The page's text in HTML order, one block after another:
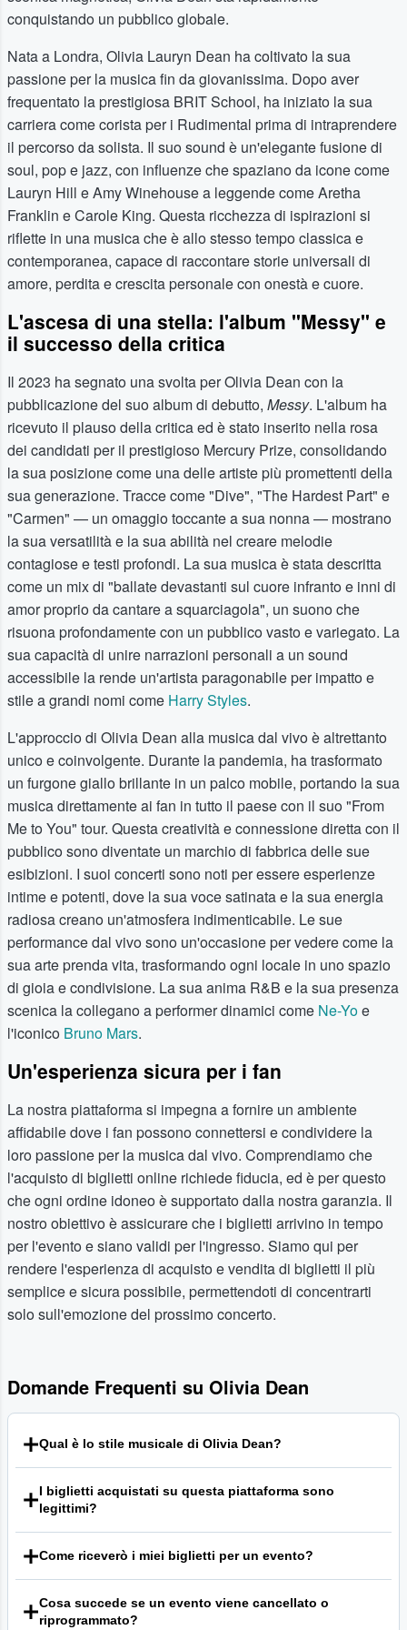
conquistando un pubblico globale.
Nata a Londra, Olivia Lauryn Dean ha coltivato la sua
passione per la musica fin da giovanissima. Dopo aver
frequentato la prestigiosa BRIT School, ha iniziato la sua
carriera come corista per i Rudimental prima di intraprendere
il percorso da solista. Il suo sound è un'elegante fusione di
soul, pop e jazz, con influenze che spaziano da icone come
Lauryn Hill e Amy Winehouse a leggende come Aretha
Franklin e Carole King. Questa ricchezza di ispirazioni si
riflette in una musica che è allo stesso tempo classica e
contemporanea, capace di raccontare storie universali di
amore, perdita e crescita personale con onestà e cuore.
L'ascesa di una stella: l'album "Messy" e
il successo della critica
Il 2023 ha segnato una svolta per Olivia Dean con la
pubblicazione del suo album di debutto, Messy. L'album ha
ricevuto il plauso della critica ed è stato inserito nella rosa
dei candidati per il prestigioso Mercury Prize, consolidando
la sua posizione come una delle artiste più promettenti della
sua generazione. Tracce come "Dive", "The Hardest Part" e
"Carmen" — un omaggio toccante a sua nonna — mostrano
la sua versatilità e la sua abilità nel creare melodie
contagiose e testi profondi. La sua musica è stata descritta
come un mix di "ballate devastanti sul cuore infranto e inni di
amor proprio da cantare a squarciagola", un suono che
risuona profondamente con un pubblico vasto e variegato. La
sua capacità di unire narrazioni personali a un sound
accessibile la rende un'artista paragonabile per impatto e
stile a grandi nomi come Harry Styles.
L'approccio di Olivia Dean alla musica dal vivo è altrettanto
unico e coinvolgente. Durante la pandemia, ha trasformato
un furgone giallo brillante in un palco mobile, portando la sua
musica direttamente ai fan in tutto il paese con il suo "From
Me to You" tour. Questa creatività e connessione diretta con il
pubblico sono diventate un marchio di fabbrica delle sue
esibizioni. I suoi concerti sono noti per essere esperienze
intime e potenti, dove la sua voce satinata e la sua energia
radiosa creano un'atmosfera indimenticabile. Le sue
performance dal vivo sono un'occasione per vedere come la
sua arte prenda vita, trasformando ogni locale in uno spazio
di gioia e condivisione. La sua anima R&B e la sua presenza
scenica la collegano a performer dinamici come Ne-Yoe
l'iconico Bruno Mars.
Un'esperienza sicura per i fan
La nostra piattaforma si impegna a fornire un ambiente
affidabile dove i fan possono connettersi e condividere la
loro passione per la musica dal vivo. Comprendiamo che
l'acquisto di biglietti online richiede fiducia, ed è per questo
che ogni ordine idoneo è supportato dalla nostra garanzia. Il
nostro obiettivo è assicurare che i biglietti arrivino in tempo
per l'evento e siano validi per l'ingresso. Siamo qui per
rendere l'esperienza di acquisto e vendita di biglietti il più
semplice e sicura possibile, permettendoti di concentrarti
solo sull'emozione del prossimo concerto.
Domande Frequenti su Olivia Dean
Qual è lo stile musicale di Olivia Dean?
pop e R&B con sfumature jazz. Le sue canzoni sono
caratterizzate da melodie orecchiabili, testi introspettivi e
una voce calda e avvolgente. Tra le sue influenze cita
icone come Amy Winehouse, Lauryn Hill, Carole King e
I biglietti acquistati su questa piattaforma sono
legittimi?
fan. Ogni ordine idoneo è protetto dalla nostra garanzia,
pensata per assicurare che i biglietti siano validi per
l'ingresso e corrispondano a quanto ordinato. Per
conoscere tutti i dettagli e le condizioni della nostra
Come riceverò i miei biglietti per un evento?
dell'evento e del venditore. I metodi più comuni includono
Cosa succede se un evento viene cancellato o
riprogrammato?